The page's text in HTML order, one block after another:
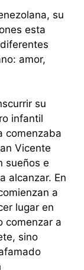
su
esta
amor,
su
infantil
comenzaba
Vicente
sueños e
alcanzar. En
a
lugar en
comenzar a
sino